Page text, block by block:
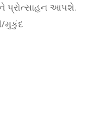
પ્રોત્સાહન આપશે.
મુકુંદ